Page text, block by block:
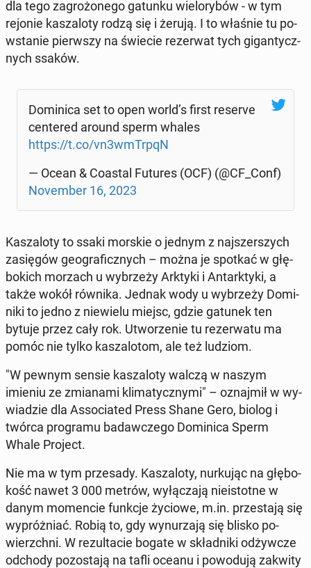
dla tego za­gro­żo­ne­go gatunku wie­lo­ry­bów - w tym
rejonie ka­sza­lo­ty rodzą się i żerują. I to właśnie tu po­
wsta­nie pierw­szy na świecie re­zer­wat tych gi­gan­tycz­
nych ssaków.
Do­mi­ni­ca set to open world’s first reserve
cen­te­red around sperm whales
https://t.co/vn3wmTrpqN
— Ocean & Coastal Futures (OCF) (@CF_Conf)
No­vem­ber 16, 2023
Ka­sza­lo­ty to ssaki morskie o jednym z naj­szer­szych
za­się­gów geo­gra­ficz­nych – można je spotkać w głę­
bo­kich morzach u wy­brze­ży Arktyki i An­tark­ty­ki, a
także wokół równika. Jednak wody u wy­brze­ży Do­mi­
ni­ki to jedno z nie­wie­lu miejsc, gdzie gatunek ten
bytuje przez cały rok. Utwo­rze­nie tu re­zer­wa­tu ma
pomóc nie tylko ka­sza­lo­tom, ale też ludziom.
"W pewnym sensie ka­sza­lo­ty walczą w naszym
imieniu ze zmia­na­mi kli­ma­tycz­ny­mi" – oznaj­mił w wy­
wia­dzie dla As­so­cia­ted Press Shane Gero, biolog i
twórca pro­gra­mu ba­daw­cze­go Do­mi­ni­ca Sperm
Whale Project.
Nie ma w tym prze­sa­dy. Ka­sza­lo­ty, nur­ku­jąc na głę­bo­
kość nawet 3 000 metrów, wy­łą­cza­ją nie­istot­ne w
danym mo­men­cie funkcje życiowe, m.in. prze­sta­ją się
wy­próż­niać. Robią to, gdy wy­nu­rza­ją się blisko po­
wierzch­ni. W re­zul­ta­cie bogate w skład­ni­ki od­żyw­cze
odchody po­zo­sta­ją na tafli oceanu i po­wo­du­ją zakwity